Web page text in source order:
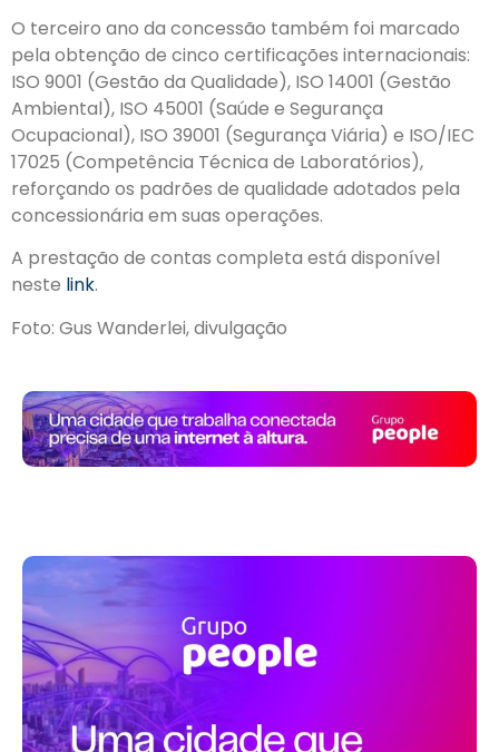
O terceiro ano da concessão também foi marcado
pela obtenção de cinco certificações internacionais:
ISO 9001 (Gestão da Qualidade), ISO 14001 (Gestão
Ambiental), ISO 45001 (Saúde e Segurança
Ocupacional), ISO 39001 (Segurança Viária) e ISO/IEC
17025 (Competência Técnica de Laboratórios),
reforçando os padrões de qualidade adotados pela
concessionária em suas operações.
A prestação de contas completa está disponível
neste link.
Foto: Gus Wanderlei, divulgação